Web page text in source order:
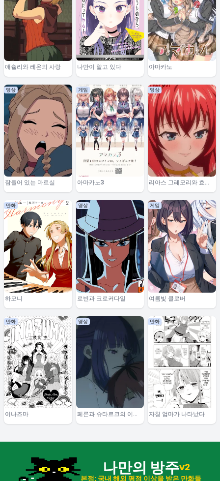
애슐리와 레온의 사랑 나만이 알고 있다 아마카노
영상
잠들어 있는 마르실
게임
아마카노3
영상
리아스 그레모리와 효도
잇세이
만화
하모니
영상
로빈과 크로커다일
게임
여름빛 클로버
만화
이나즈마
영상
페른과 슈타르크의 이야
기
만화
자칭 엄마가 나타났다
나만의 방주v2
본점: 국내 해외 평점 이상을 받은 만화들